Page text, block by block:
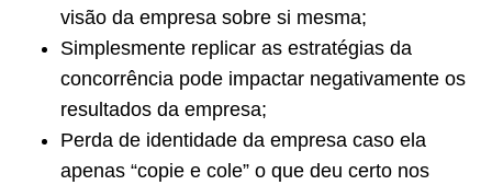
visão da empresa sobre si mesma;
Simplesmente replicar as estratégias da
concorrência pode impactar negativamente os
resultados da empresa;
Perda de identidade da empresa caso ela
apenas “copie e cole” o que deu certo nos